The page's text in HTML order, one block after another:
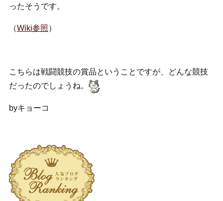
ったそうです。
（Wiki参照）
こちらは戦闘競技の賞品ということですが、どんな競技
だったのでしょうね。
byキョーコ